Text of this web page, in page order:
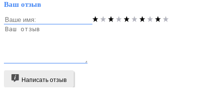
Ваш отзыв
Написать отзыв